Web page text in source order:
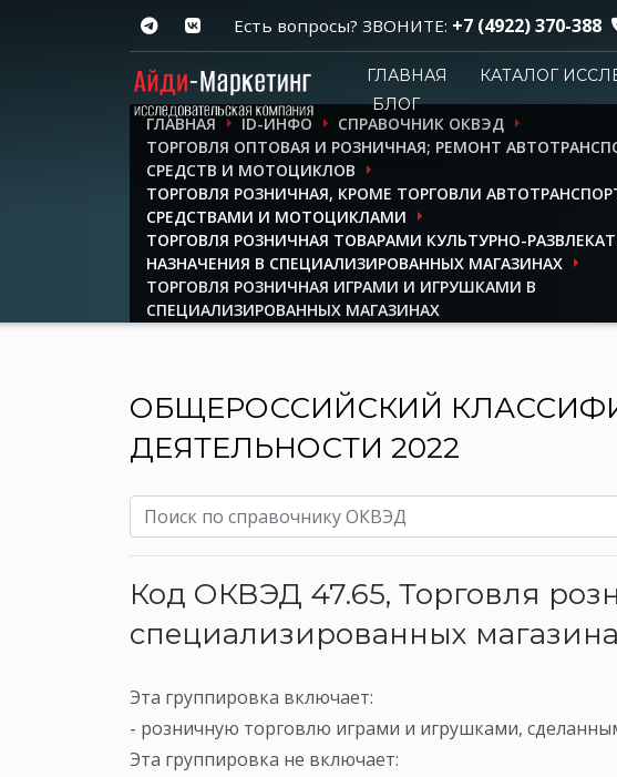
Есть вопросы? ЗВОНИТЕ: +7 (4922) 370-388
ГЛАВНАЯ КАТАЛОГ
БЛОГ
ГЛАВНАЯ ID-ИНФО
СПРАВОЧНИК ОКВЭД
ТОРГОВЛЯ ОПТОВАЯ И РОЗНИЧНАЯ; РЕМОНТ
СРЕДСТВ И МОТОЦИКЛОВ
ТОРГОВЛЯ РОЗНИЧНАЯ, КРОМЕ ТОРГОВЛИ
СРЕДСТВАМИ И МОТОЦИКЛАМИ
ТОРГОВЛЯ РОЗНИЧНАЯ ТОВАРАМИ КУЛЬТУРНО-
НАЗНАЧЕНИЯ В СПЕЦИАЛИЗИРОВАННЫХ МАГАЗИНАХ
ТОРГОВЛЯ РОЗНИЧНАЯ ИГРАМИ И ИГРУШКАМИ В
СПЕЦИАЛИЗИРОВАННЫХ МАГАЗИНАХ
ОБЩЕРОССИЙСКИЙ
ДЕЯТЕЛЬНОСТИ 2022
Код ОКВЭД 47.65, Торговля
специализированных
Эта группировка включает:
- розничную торговлю играми и игрушками,
Эта группировка не включает: